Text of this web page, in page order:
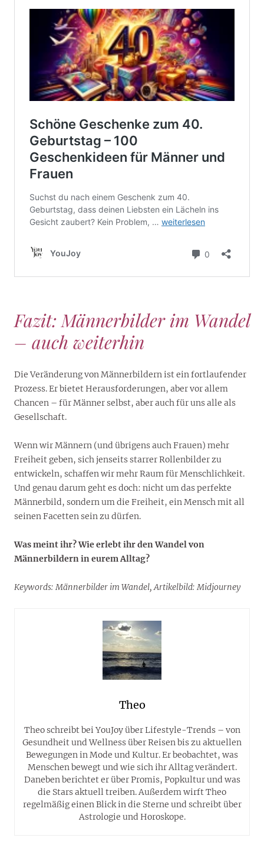
Fazit: Männerbilder im Wandel
– auch weiterhin
Die Veränderung von Männerbildern ist ein fortlaufender
Prozess. Er bietet Herausforderungen, aber vor allem
Chancen – für Männer selbst, aber auch für uns alle als
Gesellschaft.
Wenn wir Männern (und übrigens auch Frauen) mehr
Freiheit geben, sich jenseits starrer Rollenbilder zu
entwickeln, schaffen wir mehr Raum für Menschlichkeit.
Und genau darum geht es doch: nicht um das perfekte
Männerbild, sondern um die Freiheit, ein Mensch mit all
seinen Facetten sein zu dürfen.
Was meint ihr? Wie erlebt ihr den Wandel von
Männerbildern in eurem Alltag?
Keywords: Männerbilder im Wandel, Artikelbild: Midjourney
Theo
Theo schreibt bei YouJoy über Lifestyle-Trends – von
Gesundheit und Wellness über Reisen bis zu aktuellen
Bewegungen in Mode und Kultur. Er beobachtet, was
Menschen bewegt und wie sich ihr Alltag verändert.
Daneben berichtet er über Promis, Popkultur und was
die Stars aktuell treiben. Außerdem wirft Theo
regelmäßig einen Blick in die Sterne und schreibt über
Astrologie und Horoskope.